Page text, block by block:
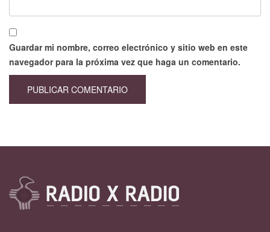
Guardar mi nombre, correo electrónico y sitio web en este
navegador para la próxima vez que haga un comentario.